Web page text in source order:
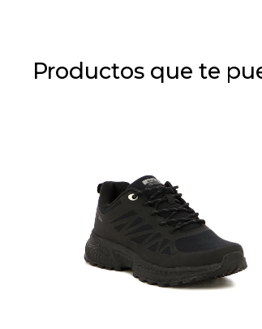
Productos que te